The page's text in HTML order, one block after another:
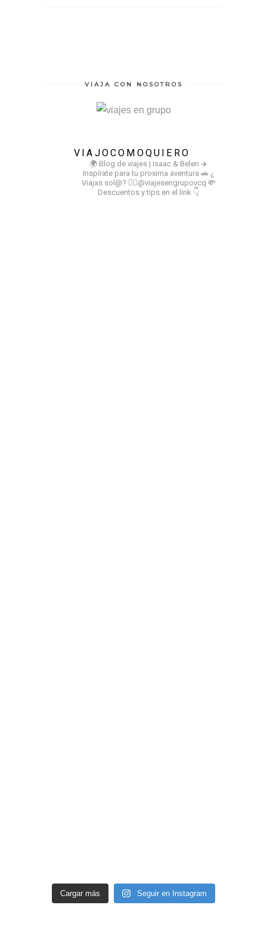
VIAJA CON NOSOTROS
VIAJOCOMOQUIERO
🌍 Blog de viajes | Isaac & Belen ✈️
Inspírate para tu proxima aventura 🚗 ¿
Viajas sol@? 👉🏻@viajesengrupovcq 💸
Descuentos y tips en el link 👇
Cargar más Seguir en Instagram